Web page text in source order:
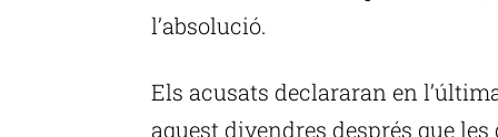
l’absolució.
Els acusats declararan en
aquest divendres després que